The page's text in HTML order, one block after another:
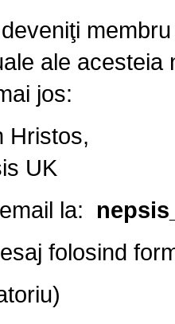
ale acesteia
jos:
Hristos,
UK
la:
folosind